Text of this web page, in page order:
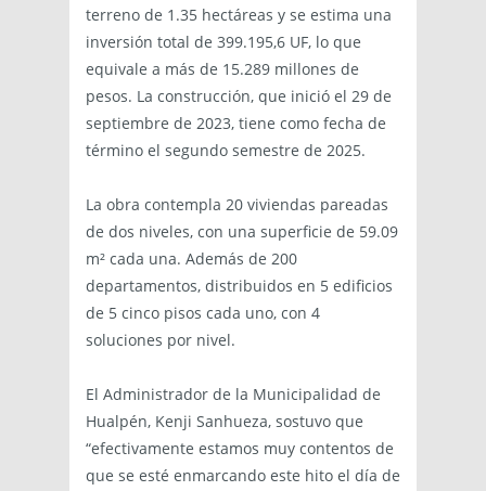
terreno de 1.35 hectáreas y se estima una
inversión total de 399.195,6 UF, lo que
equivale a más de 15.289 millones de
pesos. La construcción, que inició el 29 de
septiembre de 2023, tiene como fecha de
término el segundo semestre de 2025.
La obra contempla 20 viviendas pareadas
de dos niveles, con una superficie de 59.09
m² cada una. Además de 200
departamentos, distribuidos en 5 edificios
de 5 cinco pisos cada uno, con 4
soluciones por nivel.
El Administrador de la Municipalidad de
Hualpén, Kenji Sanhueza, sostuvo que
“efectivamente estamos muy contentos de
que se esté enmarcando este hito el día de